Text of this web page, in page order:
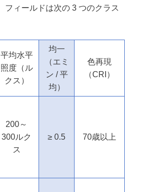
フィールドは次の 3 つのクラス
平均水平
照度（ル
クス）
均一
（エミ
ン / 平
均）
色再現
（CRI）
200～
300ルク
ス
≥ 0.5 70歳以上